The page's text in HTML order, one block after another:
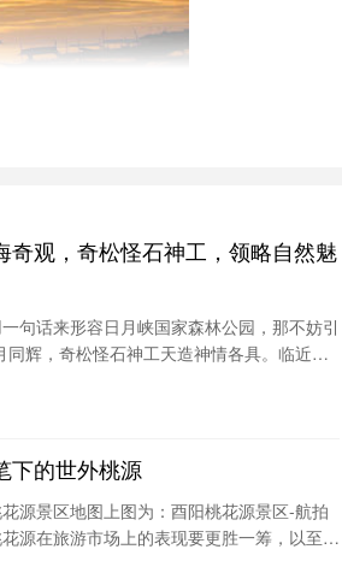
一个岛屿。这个著名的海滩位于大
让人难以忘怀。你还可以欣赏到独特
这里的海滩俱乐部。狭长的白色沙
享受永远时尚的法国里维埃拉。入
观，奇松怪石神工，领略自然魅
句话来形容日月峡国家森林公园，那不妨引
辉，奇松怪石神工天造神情各具。临近落
下的世外桃源
源景区地图上图为：酉阳桃花源景区-航拍
源在旅游市场上的表现要更胜一筹，以至于